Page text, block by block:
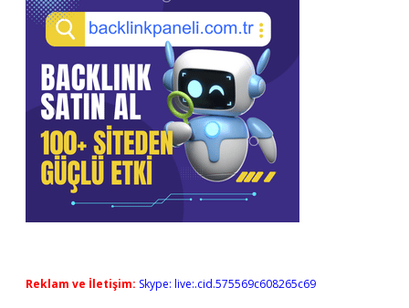
Reklam ve İletişim: Skype: live:.cid.575569c608265c69